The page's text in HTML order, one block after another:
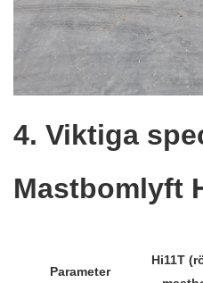
4. Viktiga
Mastbomlyft
Parameter
Hi11T